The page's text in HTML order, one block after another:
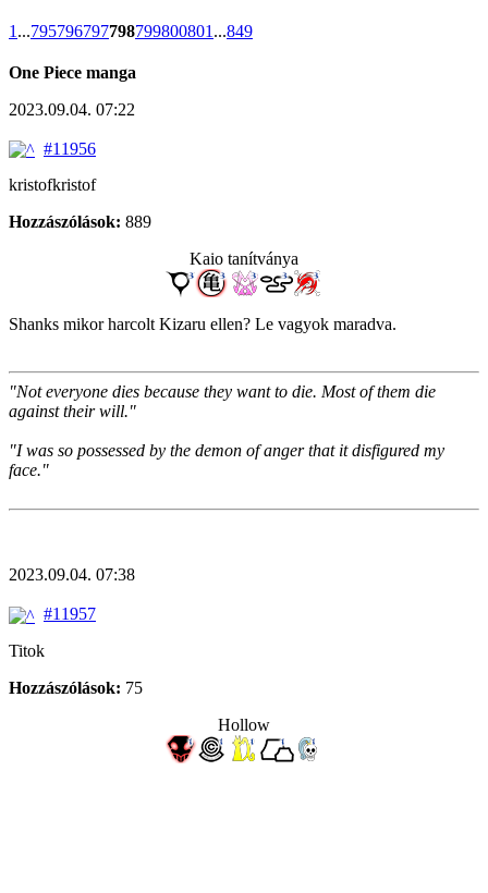
1 ...795796797798799800801 ...849
One Piece manga
2023.09.04. 07:22
#11956
kristofkristof
Hozzászólások: 889
Kaio tanítványa
Shanks mikor harcolt Kizaru ellen? Le vagyok maradva.
"Not everyone dies because they want to die. Most of them die
against their will."
"I was so possessed by the demon of anger that it disfigured my
face."
2023.09.04. 07:38
#11957
Titok
Hozzászólások: 75
Hollow